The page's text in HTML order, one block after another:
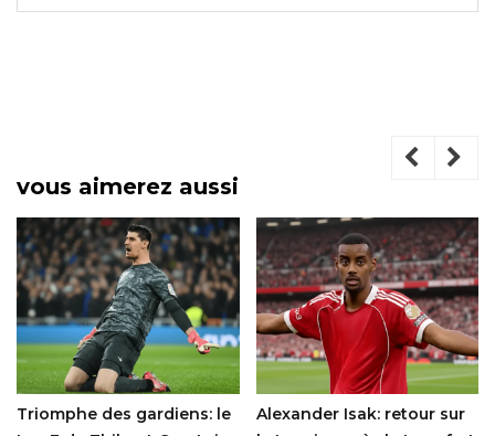
vous aimerez aussi
Triomphe des gardiens: le
Alexander Isak: retour sur